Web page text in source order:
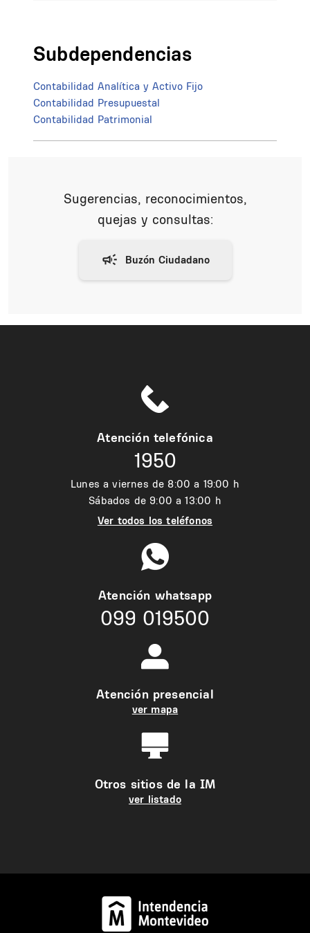
Subdependencias
Contabilidad Analítica y Activo Fijo
Contabilidad Presupuestal
Contabilidad Patrimonial
Sugerencias, reconocimientos,
quejas y consultas:
Atención telefónica
1950
Lunes a viernes de 8:00 a 19:00 h
Sábados de 9:00 a 13:00 h
Ver todos los teléfonos
Atención whatsapp
099 019500
Atención presencial
ver mapa
Otros sitios de la IM
ver listado